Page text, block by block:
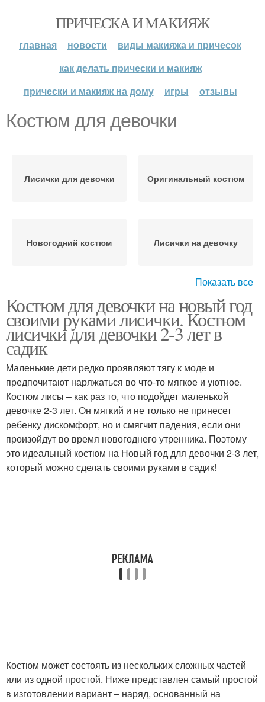
ПРИЧЕСКА И МАКИЯЖ
главная новости
виды макияжа и причесок
как делать прически и макияж
прически и макияж на дому
игры отзывы
Костюм для девочки
Лисички для девочки Оригинальный костюм
Новогодний костюм Лисички на девочку
Карнавальный костюм
Костюм в домашних
условиях
Показать все
Костюм для девочки на новый год
своими руками лисички. Костюм
лисички для девочки 2-3 лет в
садик
Маленькие дети редко проявляют тягу к моде и
предпочитают наряжаться во что-то мягкое и уютное.
Костюм лисы – как раз то, что подойдет маленькой
девочке 2-3 лет. Он мягкий и не только не принесет
ребенку дискомфорт, но и смягчит падения, если они
произойдут во время новогоднего утренника. Поэтому
это идеальный костюм на Новый год для девочки 2-3 лет,
который можно сделать своими руками в садик!
Костюм может состоять из нескольких сложных частей
или из одной простой. Ниже представлен самый простой
в изготовлении вариант – наряд, основанный на